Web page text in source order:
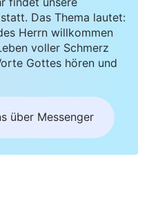
Das Thema lautet:
Herrn willkommen
voller Schmerz
Gottes hören und
über Messenger